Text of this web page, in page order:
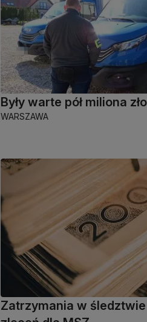
Były warte pół miliona
WARSZAWA
Zatrzymania w